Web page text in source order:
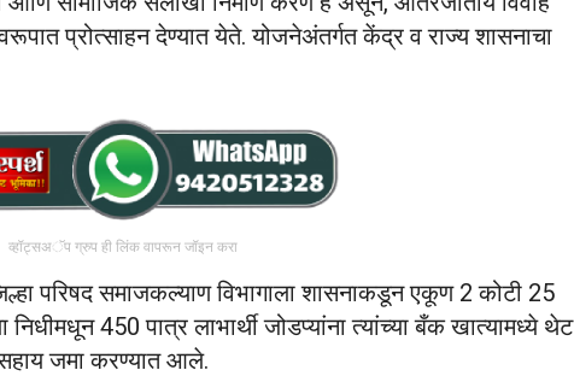
प्रोत्साहन देण्यात येते. योजनेअंतर्गत केंद्र व राज्य शासनाचा
व्हॉट्सअॅप ग्रुप ही लिंक वापरून जॉइन करा
परिषद समाजकल्याण विभागाला शासनाकडून एकूण 2 कोटी 25
निधीमधून 450 पात्र लाभार्थी जोडप्यांना त्यांच्या बँक खात्यामध्ये थेट
जमा करण्यात आले.